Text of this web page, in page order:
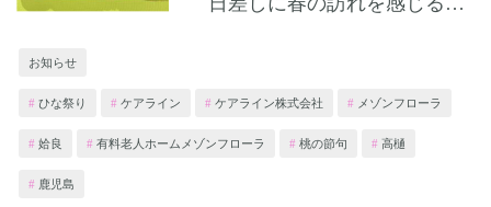
お知らせ
ひな祭り ケアライン ケアライン株式会社 メゾンフローラ
姶良 有料老人ホームメゾンフローラ 桃の節句 高樋
鹿児島